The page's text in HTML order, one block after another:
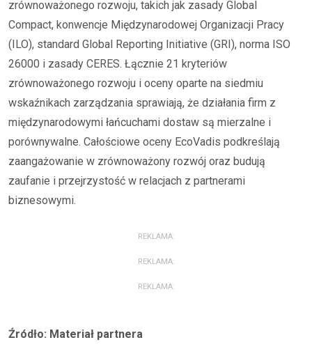
zrównoważonego rozwoju, takich jak zasady Global
Compact, konwencje Międzynarodowej Organizacji Pracy
(ILO), standard Global Reporting Initiative (GRI), norma ISO
26000 i zasady CERES. Łącznie 21 kryteriów
zrównoważonego rozwoju i oceny oparte na siedmiu
wskaźnikach zarządzania sprawiają, że działania firm z
międzynarodowymi łańcuchami dostaw są mierzalne i
porównywalne. Całościowe oceny EcoVadis podkreślają
zaangażowanie w zrównoważony rozwój oraz budują
zaufanie i przejrzystość w relacjach z partnerami
biznesowymi.
REKLAMA:
REKLAMA:
REKLAMA:
Źródło: Materiał partnera